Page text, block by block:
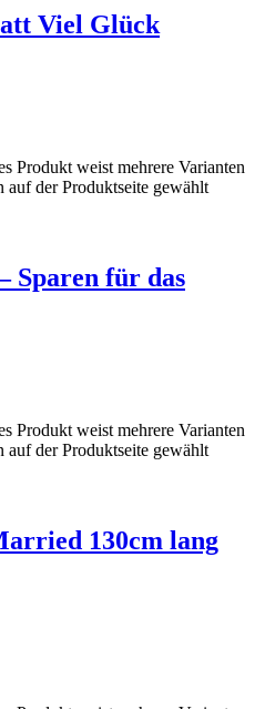
Viel Glück
Produkt weist mehrere Varianten
der Produktseite gewählt
Sparen für das
Produkt weist mehrere Varianten
der Produktseite gewählt
130cm lang